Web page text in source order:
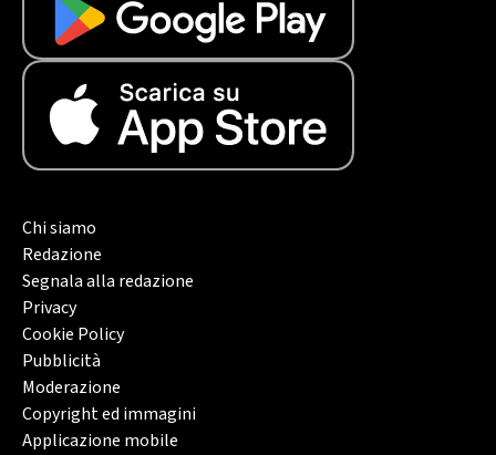
Chi siamo
Redazione
Segnala alla redazione
Privacy
Cookie Policy
Pubblicità
Moderazione
Copyright ed immagini
Applicazione mobile